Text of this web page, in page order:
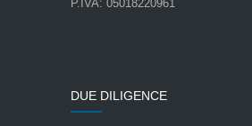
P.IVA: 05018220961
DUE DILIGENCE